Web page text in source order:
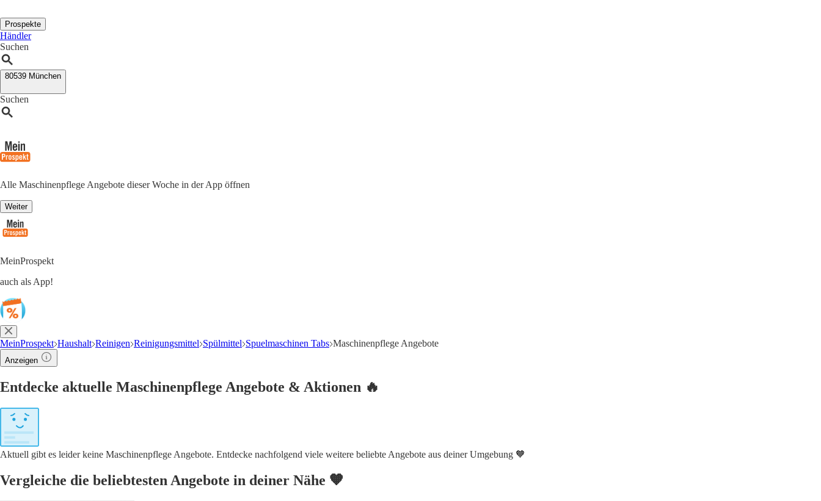
Prospekte
Händler
Suchen
80539 München
Suchen
Alle Maschinenpflege Angebote dieser Woche in der App öffnen
Weiter
MeinProspekt
auch als App!
MeinProspekt Haushalt Reinigen Reinigungsmittel Spülmittel Spuelmaschinen Tabs Maschinenpflege Angebote
Anzeigen
Entdecke aktuelle Maschinenpflege Angebote & Aktionen 🔥
Aktuell gibt es leider keine Maschinenpflege Angebote. Entdecke nachfolgend viele weitere beliebte Angebote aus deiner Umgebung 🧡
Vergleiche die beliebtesten Angebote in deiner Nähe 🧡